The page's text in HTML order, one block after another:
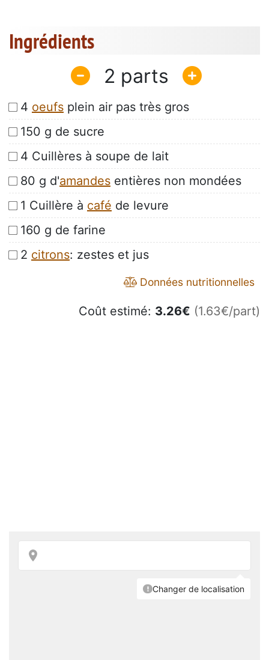
Ingrédients
2
4 oeufs plein air pas très gros
150 g de sucre
4 Cuillères à soupe de lait
80 g d'amandes entières non mondées
1 Cuillère à café de levure
160 g de farine
2 citrons: zestes et jus
Données nutritionnelles
Coût estimé: 3.26€ (1.63€/part)